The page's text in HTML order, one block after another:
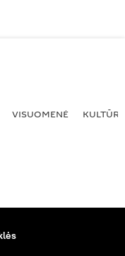
VISUOMENĖ KULTŪRA